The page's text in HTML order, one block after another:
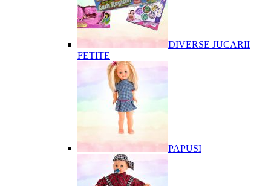
DIVERSE JUCARII
FETITE
PAPUSI